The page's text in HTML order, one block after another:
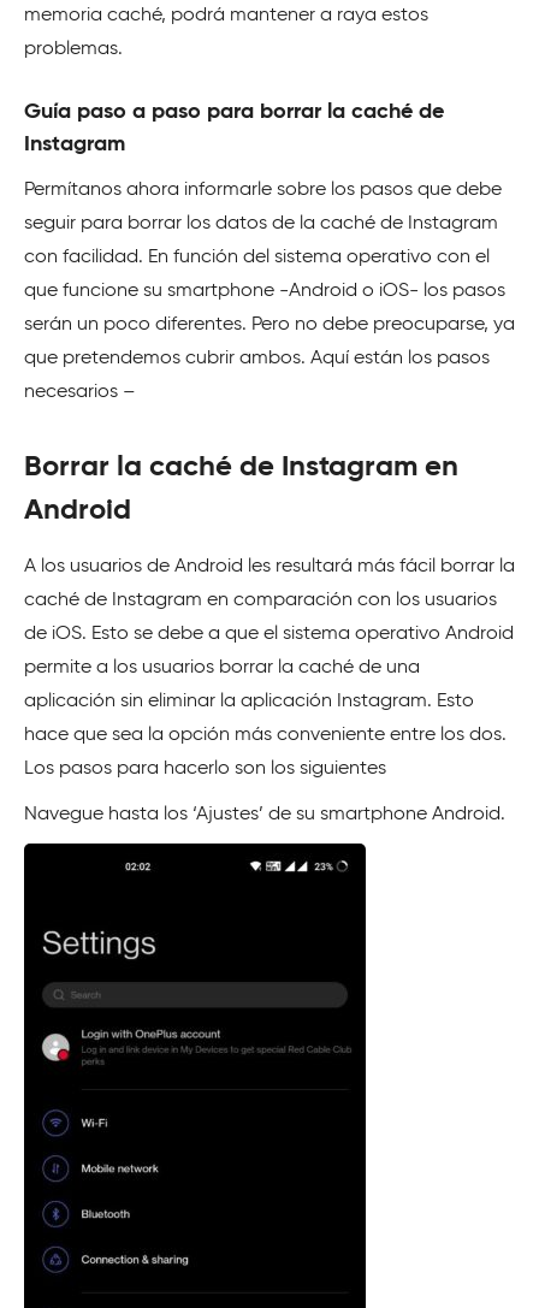
memoria caché, podrá mantener a raya estos
problemas.
Guía paso a paso para borrar la caché de
Instagram
Permítanos ahora informarle sobre los pasos que debe
seguir para borrar los datos de la caché de Instagram
con facilidad. En función del sistema operativo con el
que funcione su smartphone -Android o iOS- los pasos
serán un poco diferentes. Pero no debe preocuparse, ya
que pretendemos cubrir ambos. Aquí están los pasos
necesarios –
Borrar la caché de Instagram en
Android
A los usuarios de Android les resultará más fácil borrar la
caché de Instagram en comparación con los usuarios
de iOS. Esto se debe a que el sistema operativo Android
permite a los usuarios borrar la caché de una
aplicación sin eliminar la aplicación Instagram. Esto
hace que sea la opción más conveniente entre los dos.
Los pasos para hacerlo son los siguientes
Navegue hasta los ‘Ajustes’ de su smartphone Android.